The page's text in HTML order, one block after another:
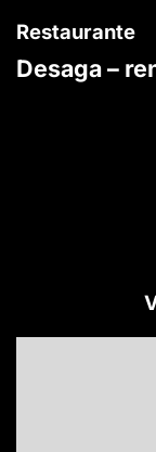
Restaurante
Desaga –